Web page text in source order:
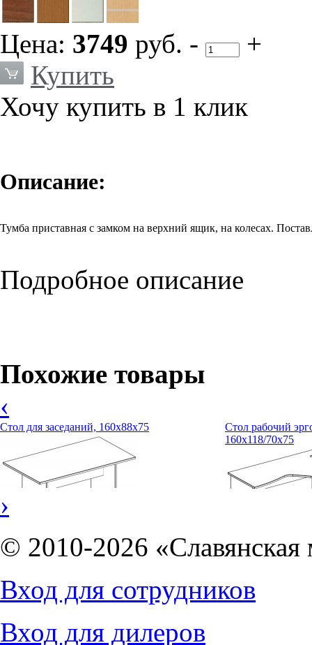
Цена: 3749 руб. -
+
Купить
Хочу купить в 1 клик
Описание:
Тумба приставная с замком на верхний ящик, на колесах.
Подробное описание
Похожие товары
‹
Стол для заседаний, 160х88х75
Стол рабочий
160х118/70х75
›
© 2010-2026 «Славянская
Вход для сотрудников
Вход для дилеров